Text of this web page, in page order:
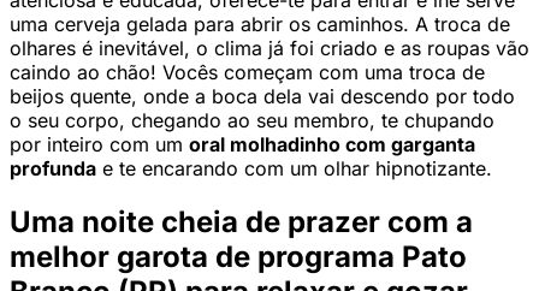
uma cerveja gelada para abrir os caminhos. A troca de
olhares é inevitável, o clima já foi criado e as roupas vão
caindo ao chão! Vocês começam com uma troca de
beijos quente, onde a boca dela vai descendo por todo
o seu corpo, chegando ao seu membro, te chupando
por inteiro com um oral molhadinho com garganta
profunda e te encarando com um olhar hipnotizante.
Uma noite cheia de prazer com a
melhor garota de programa Pato